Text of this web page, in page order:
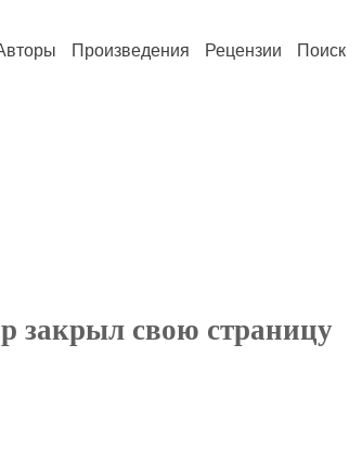
Произведения Рецензии Поиск
закрыл свою страницу